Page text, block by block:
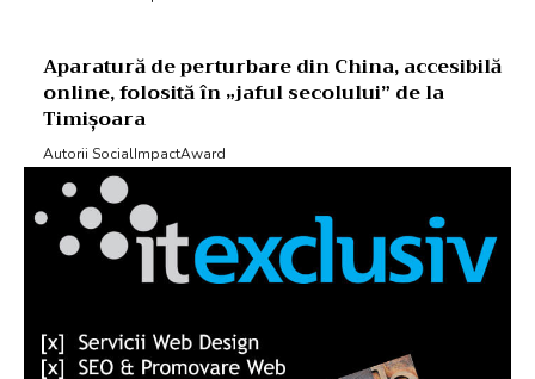
Aparatură de perturbare din China, accesibilă
online, folosită în „jaful secolului” de la
Timișoara
Autorii SocialImpactAward